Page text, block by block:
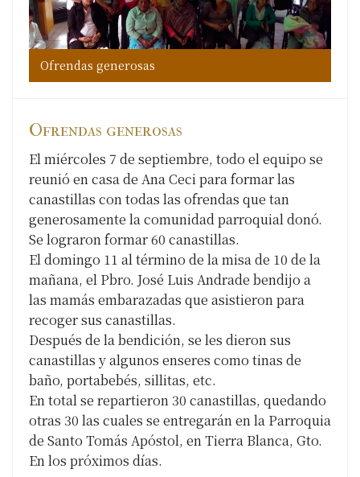
Ofrendas generosas
Ofrendas generosas
El miércoles 7 de septiembre, todo el equipo se
reunió en casa de Ana Ceci para formar las
canastillas con todas las ofrendas que tan
generosamente la comunidad parroquial donó.
Se lograron formar 60 canastillas.
El domingo 11 al término de la misa de 10 de la
mañana, el Pbro. José Luis Andrade bendijo a
las mamás embarazadas que asistieron para
recoger sus canastillas.
Después de la bendición, se les dieron sus
canastillas y algunos enseres como tinas de
baño, portabebés, sillitas, etc.
En total se repartieron 30 canastillas, quedando
otras 30 las cuales se entregarán en la Parroquia
de Santo Tomás Apóstol, en Tierra Blanca, Gto.
En los próximos días.